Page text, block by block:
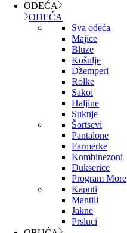
ODEĆA
ODEĆA
Sva odeća
Majice
Bluze
Košulje
Džemperi
Rolke
Sakoi
Haljine
Suknje
Šortsevi
Pantalone
Farmerke
Kombinezoni
Dukserice
Program More
Kaputi
Mantili
Jakne
Prsluci